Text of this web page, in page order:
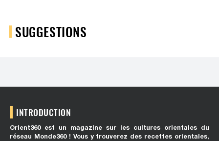
SUGGESTIONS
INTRODUCTION
Orient360 est un magazine sur les cultures orientales du
réseau Monde360 ! Vous y trouverez des recettes orientales,